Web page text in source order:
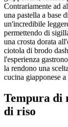
Contrariamente ad
una pastella a base
un'incredibile
permettendo di
una crosta dorata
ciotola di brodo
l'esperienza
la rendono una
cucina giapponese a
Tempura di
di riso